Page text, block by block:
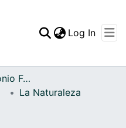
Statistics
Log In
Archivo del Patrimonio Fotográfico y Fílmico del Valle del Cauca
La Naturaleza